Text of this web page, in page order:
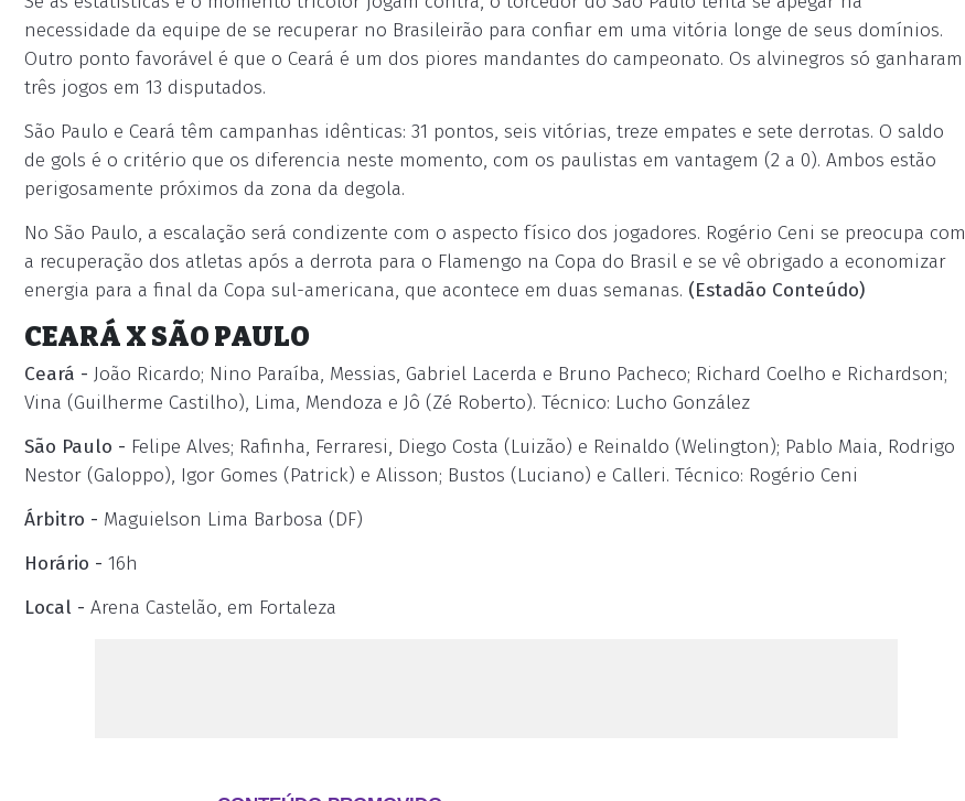
necessidade da equipe de se recuperar no Brasileirão para confiar em uma vitória longe de seus domínios.
Outro ponto favorável é que o Ceará é um dos piores mandantes do campeonato. Os alvinegros só ganharam
três jogos em 13 disputados.
São Paulo e Ceará têm campanhas idênticas: 31 pontos, seis vitórias, treze empates e sete derrotas. O saldo
de gols é o critério que os diferencia neste momento, com os paulistas em vantagem (2 a 0). Ambos estão
perigosamente próximos da zona da degola.
No São Paulo, a escalação será condizente com o aspecto físico dos jogadores. Rogério Ceni se preocupa com
a recuperação dos atletas após a derrota para o Flamengo na Copa do Brasil e se vê obrigado a economizar
energia para a final da Copa sul-americana, que acontece em duas semanas. (Estadão Conteúdo)
CEARÁ X SÃO PAULO
Ceará - João Ricardo; Nino Paraíba, Messias, Gabriel Lacerda e Bruno Pacheco; Richard Coelho e Richardson;
Vina (Guilherme Castilho), Lima, Mendoza e Jô (Zé Roberto). Técnico: Lucho González
São Paulo - Felipe Alves; Rafinha, Ferraresi, Diego Costa (Luizão) e Reinaldo (Welington); Pablo Maia, Rodrigo
Nestor (Galoppo), Igor Gomes (Patrick) e Alisson; Bustos (Luciano) e Calleri. Técnico: Rogério Ceni
Árbitro - Maguielson Lima Barbosa (DF)
Horário - 16h
Local - Arena Castelão, em Fortaleza